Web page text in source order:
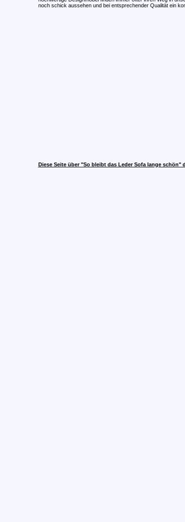
noch schick aussehen und bei entsprechender Qualität ein
Diese Seite über "So bleibt das Leder Sofa lange schön"